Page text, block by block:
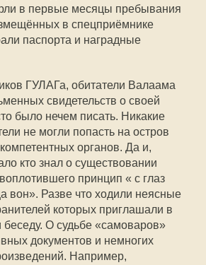
в первые месяцы пребывания
в спецприёмнике
паспорта и наградные
ГУЛАГа, обитатели Валаама
свидетельств о своей
было нечем писать. Никакие
не могли попасть на остров
органов. Да и,
кто знал о существовании
принцип « с глаз
вон». Разве что ходили неясные
которых приглашали в
О судьбе «самоваров»
документов и немногих
Например,